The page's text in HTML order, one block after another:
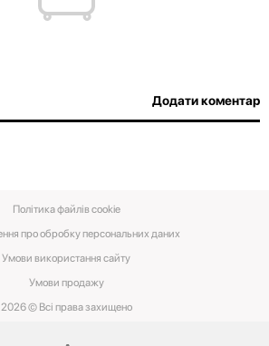
Додати коментар
2026 © Всі права захищено
про обробку персональних даних
Умови використання сайту
Умови‌ ‌продажу‌
Політика файлів cookie